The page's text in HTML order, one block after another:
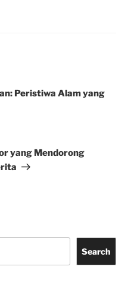
Peristiwa Alam yang
yang Mendorong
Search